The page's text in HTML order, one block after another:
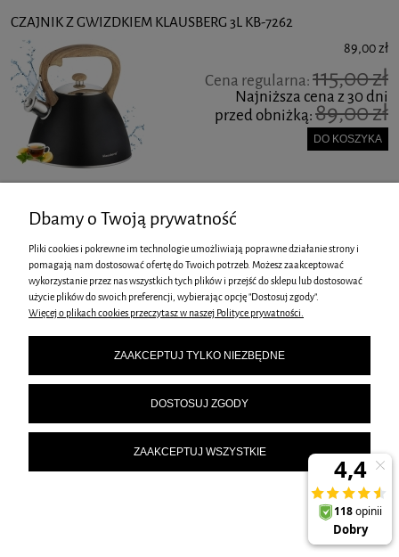
CZAJNIK Z GWIZDKIEM KLAUSBERG 3L KB-7262
89,00 zł
Cena regularna:115,00 zł
Najniższa cena z 30 dni
przed obniżką:89,00 zł
DO KOSZYKA
CZAJNIK Z GWIZDKIEM KLAUSBERG 3L KB-7263
Cena regularna:115,00 zł
Najniższa cena z 30 dni
przed obniżką:99,00 zł
CZAJNIK Z GWIZDKIEM KLAUSBERG 3L KB-7264
99,00 zł
115,00 zł
Najniższa cena z 30 dni
przed obniżką:99,00 zł
Dbamy o Twoją prywatność
Pliki cookies i pokrewne im technologie umożliwiają poprawne działanie strony i
pomagają nam dostosować ofertę do Twoich potrzeb. Możesz zaakceptować
wykorzystanie przez nas wszystkich tych plików i przejść do sklepu lub dostosować
użycie plików do swoich preferencji, wybierając opcję "Dostosuj zgody".
Więcej o plikach cookies przeczytasz w naszej Polityce prywatności.
ZAAKCEPTUJ TYLKO NIEZBĘDNE
DOSTOSUJ ZGODY
ZAAKCEPTUJ WSZYSTKIE